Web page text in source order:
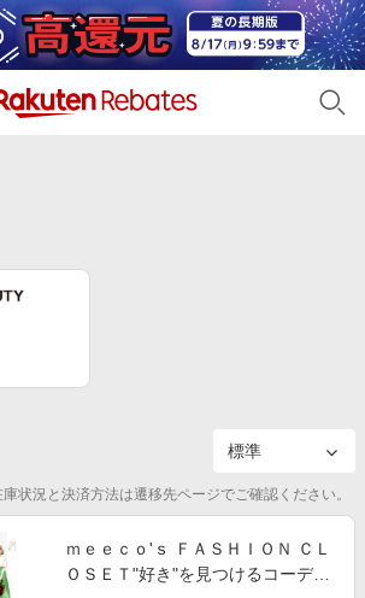
ー・小物
メラ
・ゴルフ
会員登録
状況と決済方法は遷移先ページでご確認ください。
ｍｅｅｃｏ'ｓ ＦＡＳＨＩＯＮ ＣＬ
ＯＳＥＴ"好き"を見つけるコーデブ